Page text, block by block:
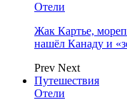
Отели
Жак Картье,
нашёл Канаду и
Prev Next
Путешествия
Отели